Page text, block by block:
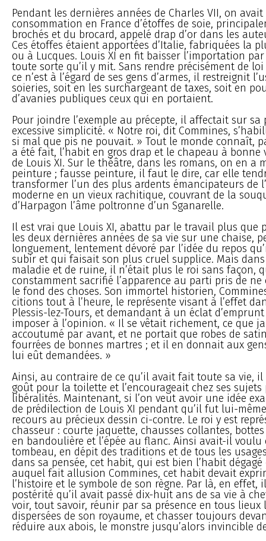
Pendant les dernières années de Charles VII, on
consommation en France d’étoffes de soie,
brochés et du brocard, appelé drap d’or dans les
Ces étoffes étaient apportées d’Italie, fabriquées la
ou à Lucques. Louis XI en fit baisser l’importation
toute sorte qu’il y mit. Sans rendre précisément de
ce n’est à l’égard de ses gens d’armes, il restreignit
soieries, soit en les surchargeant de taxes, soit en
d’avanies publiques ceux qui en portaient.
Pour joindre l’exemple au précepte, il affectait sur sa
excessive simplicité. « Notre roi, dit Commines,
si mal que pis ne pouvait. » Tout le monde connaît,
a été fait, l’habit en gros drap et le chapeau à bonne
de Louis XI. Sur le théâtre, dans les romans, on en a
peinture ; fausse peinture, il faut le dire, car elle
transformer l’un des plus ardents émancipateurs de
moderne en un vieux rachitique, couvrant de la
d’Harpagon l’âme poltronne d’un Sganarelle.
Il est vrai que Louis XI, abattu par le travail plus que
les deux dernières années de sa vie sur une chaise,
longuement, lentement dévoré par l’idée du repos
subir et qui faisait son plus cruel supplice. Mais
maladie et de ruine, il n’était plus le roi sans façon,
constamment sacrifié l’apparence au parti pris de ne
le fond des choses. Son immortel historien,
citions tout à l’heure, le représente visant à l’effet
Plessis-lez-Tours, et demandant à un éclat
imposer à l’opinion. « Il se vêtait richement, ce que
accoutumé par avant, et ne portait que robes de
fourrées de bonnes martres ; et il en donnait aux
lui eût demandées. »
Ainsi, au contraire de ce qu’il avait fait toute sa vie,
goût pour la toilette et l’encourageait chez ses sujets
libéralités. Maintenant, si l’on veut avoir une idée
de prédilection de Louis XI pendant qu’il fut lui-
recours au précieux dessin ci-contre. Le roi y est
chasseur : courte jaquette, chausses collantes,
en bandoulière et l’épée au flanc. Ainsi avait-il voulu
tombeau, en dépit des traditions et de tous les
dans sa pensée, cet habit, qui est bien l’habit
auquel fait allusion Commines, cet habit devait
l’histoire et le symbole de son règne. Par là, en effet,
postérité qu’il avait passé dix-huit ans de sa vie à
voir, tout savoir, réunir par sa présence en tous lieux
dispersées de son royaume, et chasser toujours
réduire aux abois, le monstre jusqu’alors invincible